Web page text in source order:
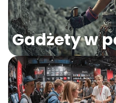
Gadżety w